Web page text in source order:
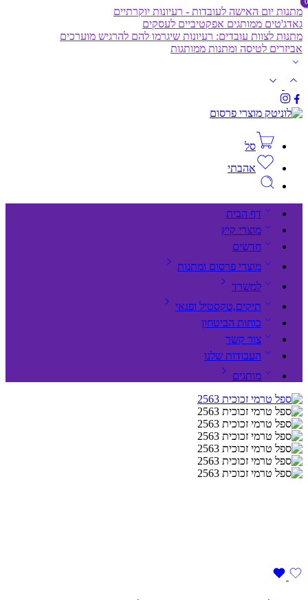
מתנות יום האישה לעובדות - רעיונות יוקרתיים
גאדג'טים ממותגים אפקטיביים לעסקים
מתנות לצוות עובדים: רעיונות שיגרמו להם להרגיש מוערכים
אביזרים לטיסה ומתנות ממותגות
סל
אהבתי
דף הבית
מוצרי קיץ
חדשים
מוצרי פרסום ומתנות
למשרד
תיקים,טקסטיל ופנאי
כוחות הביטחון
צור קשר
העבודות שלנו
מותגים